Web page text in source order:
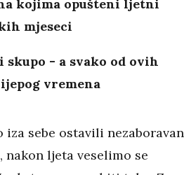
kojima opušteni ljetni
mjeseci
- a svako od ovih
vremena
sebe ostavili nezaboravan
ljeta veselimo se